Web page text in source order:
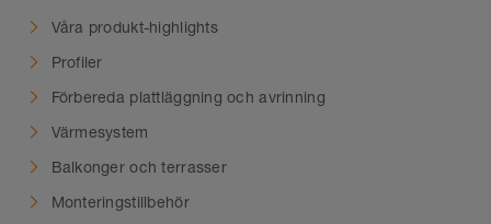
Våra produkt-highlights
Profiler
Förbereda plattläggning och avrinning
Värmesystem
Balkonger och terrasser
Monteringstillbehör